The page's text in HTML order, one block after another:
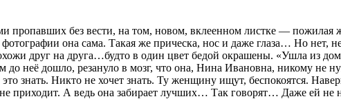
пропавших без вести, на том, новом, вклеенном листке — пожилая
она сама. Такая же прическа, нос и даже глаза… Но нет,
друг на друга…будто в один цвет бедой окрашены. «Ушла из
неё дошло, резануло в мозг, что она, Нина Ивановна, никому не
знать. Никто не хочет знать. Ту женщину ищут, беспокоятся.
приходит. А ведь она забирает лучших… Так говорят… Даже ей не